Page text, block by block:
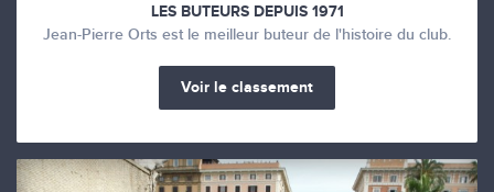
LES BUTEURS DEPUIS 1971
Jean-Pierre Orts est le meilleur buteur de l'histoire du club.
Voir le classement